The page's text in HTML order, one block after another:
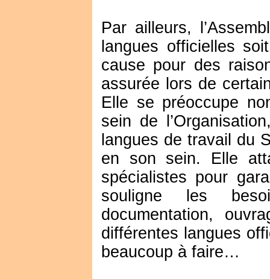
Par ailleurs,
langues officielles
cause pour des
assurée lors de
Elle se préoccupe
sein de
langues de travail du
en son sein. Elle
spécialistes pour
souligne les
documentation,
différentes langues
beaucoup à faire…